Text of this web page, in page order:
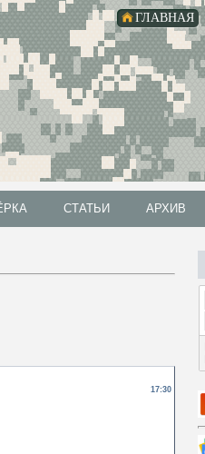
ГЛАВНАЯ
СТАТЬИ АРХИВ
17:30